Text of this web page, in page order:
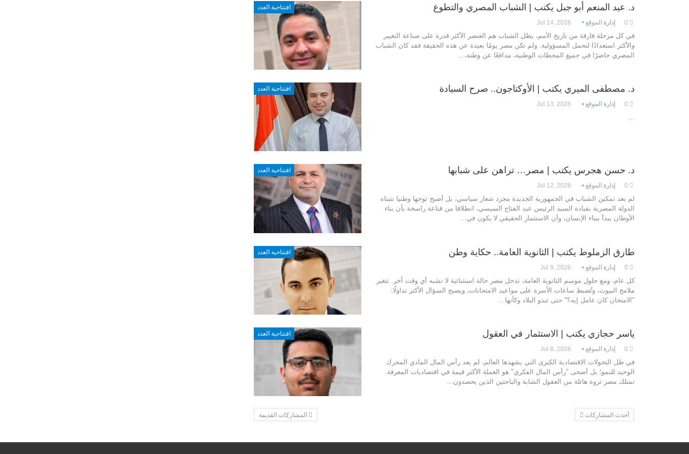
افتتاحية العدد د. عبد المنعم أبو جبل يكتب | الشباب المصري والتطوع
إدارة الموقع Jul 14, 2026
في كل مرحلة فارقة من تاريخ الأمم، يظل الشباب هم العنصر الأكثر قدرة على صناعة التغيير
والأكثر استعدادًا لتحمل المسؤولية. ولم تكن مصر يومًا بعيدة عن هذه الحقيقة فقد كان الشباب
المصري حاضرًا في جميع المحطات الوطنية، مدافعًا عن وطنه،
افتتاحية العدد د. مصطفى الميري يكتب | الأوكتاجون.. صرح السيادة
إدارة الموقع Jul 13, 2026
افتتاحية العدد د. حسن هجرس يكتب | مصر… تراهن على شبابها
إدارة الموقع Jul 12, 2026
لم يعد تمكين الشباب في الجمهورية الجديدة مجرد شعار سياسي، بل أصبح توجها وطنيا تتبناه
الدولة المصرية بقيادة السيد الرئيس عبد الفتاح السيسي، انطلاقا من قناعة راسخة بأن بناء
الأوطان يبدأ ببناء الإنسان، وأن الاستثمار الحقيقي لا يكون في…
افتتاحية العدد طارق الزملوط يكتب | الثانوية العامة.. حكاية وطن
إدارة الموقع Jul 9, 2026
كل عام، ومع حلول موسم الثانوية العامة، تدخل مصر حالة استثنائية لا تشبه أي وقت آخر. تتغير
ملامح البيوت، وتُضبط ساعات الأسرة على مواعيد الامتحانات، ويصبح السؤال الأكثر تداولًا:
"الامتحان كان عامل إيه؟" حتى تبدو البلاد وكأنها
افتتاحية العدد ياسر حجازي يكتب | الاستثمار في العقول
إدارة الموقع Jul 8, 2026
في ظل التحولات الاقتصادية الكبرى التي يشهدها العالم، لم يعد رأس المال المادي المحرك
الوحيد للنمو؛ بل أضحى "رأس المال الفكري" هو العملة الأكثر قيمة في اقتصاديات المعرفة.
تمتلك مصر ثروة هائلة من العقول الشابة والباحثين الذين يحصدون…
المشاركات القديمة أحدث المشاركات